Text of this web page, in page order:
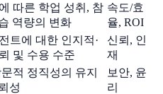
따른 학업 성취, 참
역량의 변화
속도/효
율, ROI
트에 대한 인지적·
및 수용 수준
신뢰, 인
재
적 정직성의 유지
성
보안, 윤
리